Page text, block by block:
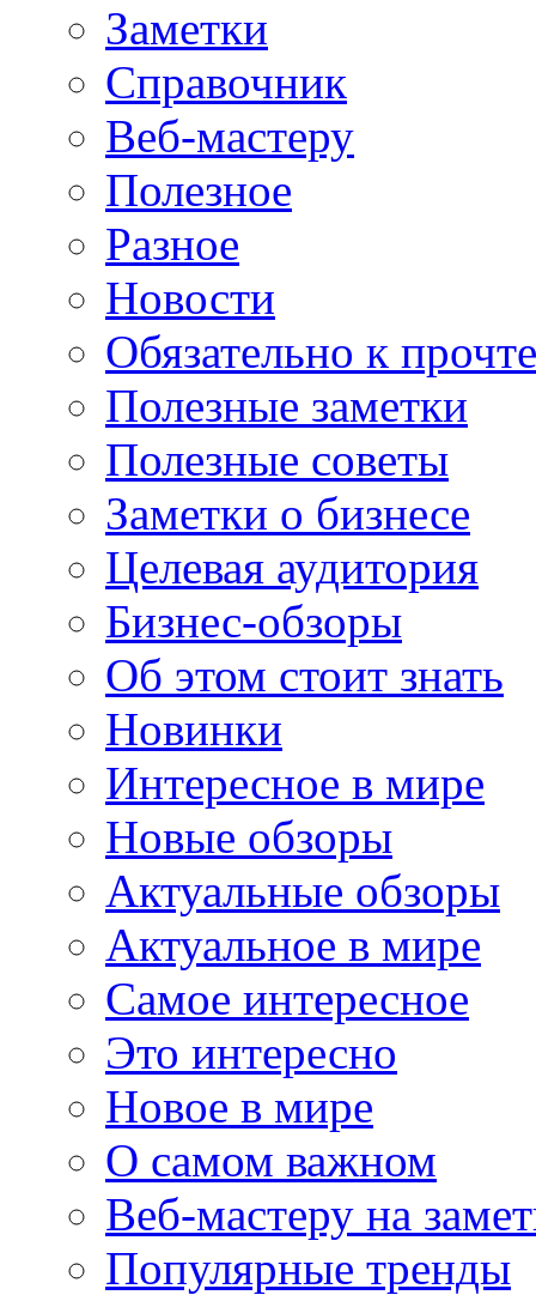
Заметки
Справочник
Веб-мастеру
Полезное
Разное
Новости
Обязательно к
Полезные заметки
Полезные советы
Заметки о бизнесе
Целевая аудитория
Бизнес-обзоры
Об этом стоит знать
Новинки
Интересное в мире
Новые обзоры
Актуальные обзоры
Актуальное в мире
Самое интересное
Это интересно
Новое в мире
О самом важном
Веб-мастеру на
Популярные тренды